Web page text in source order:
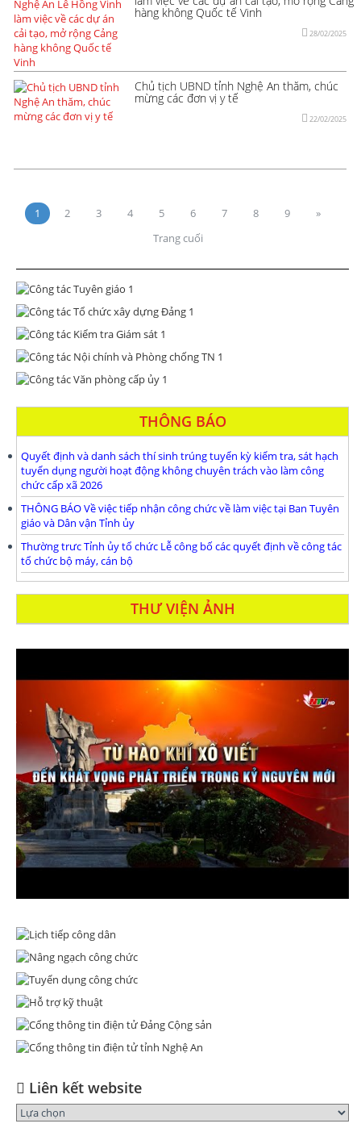
hàng không Quốc tế Vinh
28/02/2025
Chủ tịch UBND tỉnh Nghệ An thăm, chúc
mừng các đơn vị y tế
22/02/2025
1 2 3 4 5 6 7 8 9
»
Trang cuối
THÔNG BÁO
Quyết định và danh sách thí sinh trúng tuyển kỳ kiểm tra, sát hạch
tuyển dụng người hoạt động không chuyên trách vào làm công
chức cấp xã 2026
THÔNG BÁO Về việc tiếp nhận công chức về làm việc tại Ban Tuyên
giáo và Dân vận Tỉnh ủy
Thường trưc Tỉnh ủy tổ chức Lễ công bố các quyết định về công tác
tổ chức bộ máy, cán bộ
THƯ VIỆN ẢNH
Liên kết website